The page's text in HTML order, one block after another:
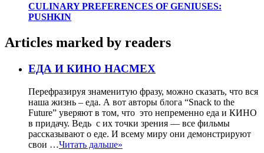
CULINARY PREFERENCES OF GENIUSES:
PUSHKIN
Articles marked by readers
ЕДА И КИНО НАСМЕХ
Перефразируя знаменитую фразу, можно сказать, что вся
наша жизнь – еда. А вот авторы блога “Snack to the
Future” уверяют в том, что это непременно еда и КИНО
в придачу. Ведь с их точки зрения — все фильмы
рассказывают о еде. И всему миру они демонстрируют
свои …Читать дальше»